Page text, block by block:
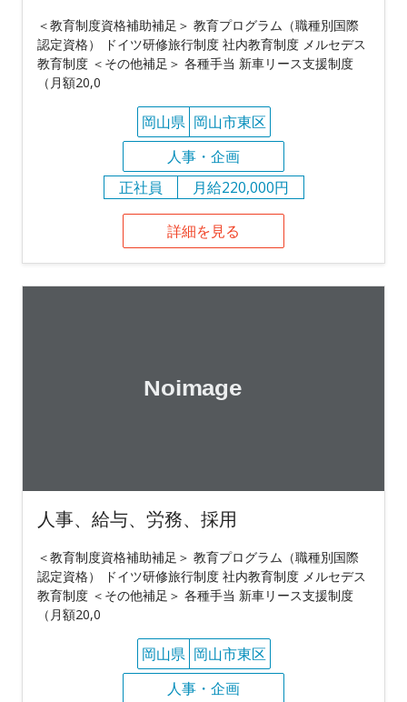
＜教育制度資格補助補足＞ 教育プログラム（職種別国際
認定資格） ドイツ研修旅行制度 社内教育制度 メルセデス
教育制度 ＜その他補足＞ 各種手当 新車リース支援制度
（月額20,0
岡山県 岡山市東区
人事・企画
正社員
月給220,000円
詳細を見る
人事、給与、労務、採用
＜教育制度資格補助補足＞ 教育プログラム（職種別国際
認定資格） ドイツ研修旅行制度 社内教育制度 メルセデス
教育制度 ＜その他補足＞ 各種手当 新車リース支援制度
（月額20,0
岡山県 岡山市東区
人事・企画